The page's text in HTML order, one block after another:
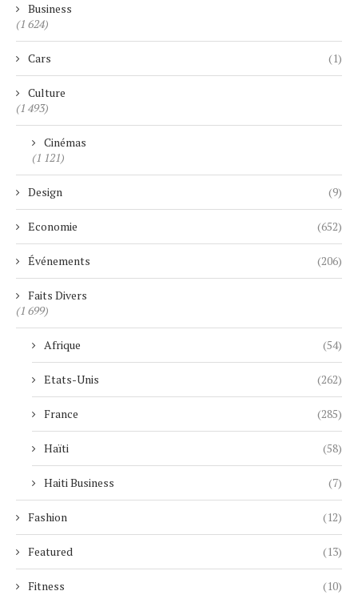
Business
(1 624)
Cars (1)
Culture
(1 493)
Cinémas
(1 121)
Design (9)
Economie (652)
Événements (206)
Faits Divers
(1 699)
Afrique (54)
Etats-Unis (262)
France (285)
Haïti (58)
Haiti Business (7)
Fashion (12)
Featured (13)
Fitness (10)